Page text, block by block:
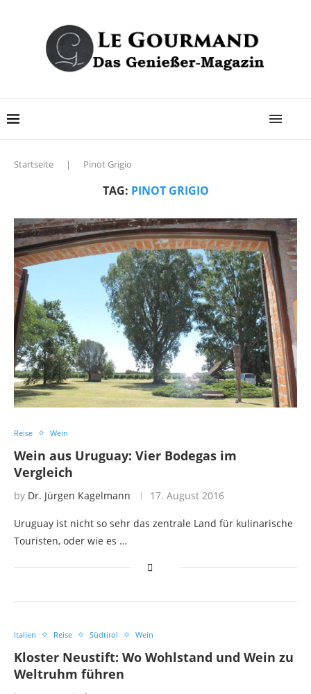
Startseite | Pinot Grigio
TAG: PINOT GRIGIO
Reise Wein
Wein aus Uruguay: Vier Bodegas im
Vergleich
by Dr. Jürgen Kagelmann 17. August 2016
Uruguay ist nicht so sehr das zentrale Land für kulinarische
Touristen, oder wie es …
Italien Reise Südtirol Wein
Kloster Neustift: Wo Wohlstand und Wein zu
Weltruhm führen